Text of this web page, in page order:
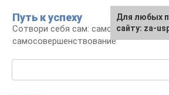
контенту
Путь к успеху
Сотвори себя сам: саморазвитие и
самосовершенствование
Для любых
сайту: za-